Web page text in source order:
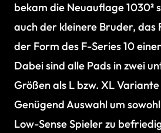
bekam die Neuauflage 1030²
auch der kleinere Bruder, das
der Form des F-Series 10
Dabei sind alle Pads in zwei
Größen als L bzw. XL
Genügend Auswahl um
Low-Sense Spieler zu